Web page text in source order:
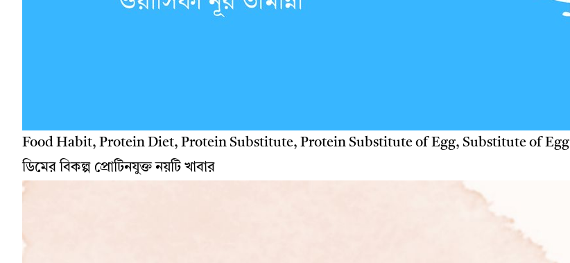
Food Habit, Protein Diet, Protein Substitute, Protein Substitute of Egg, Substitute of Egg
ডিমের বিকল্প প্রোটিনযুক্ত নয়টি খাবার